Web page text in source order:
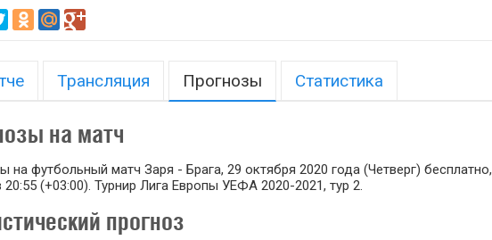
Трансляция Прогнозы Статистика
на матч
на футбольный матч Заря - Брага, 29 октября 2020 года (Четверг) бесплатно,
20:55 (+03:00). Турнир Лига Европы УЕФА 2020-2021, тур 2.
прогноз